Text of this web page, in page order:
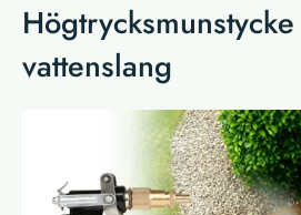
vattenslang